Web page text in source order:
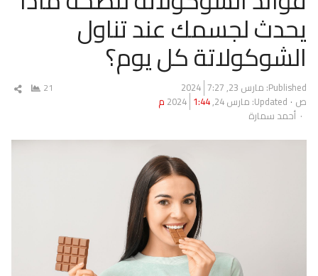
يحدث لجسمك عند تناول
الشوكولاتة كل يوم؟
Published: مارس 23, 2024
7:27
ص Updated: مارس 24, 2024 1:44 م
Author
أحمد سمارة
21